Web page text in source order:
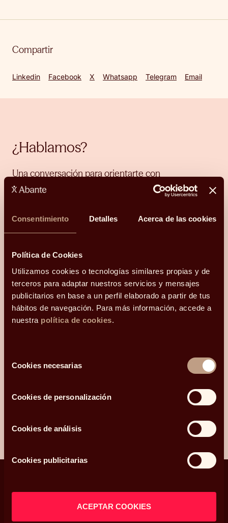
Consentimiento Detalles Acerca de las cookies
Política de Cookies
Utilizamos cookies o tecnologías similares propias y de
terceros para adaptar nuestros servicios y mensajes
publicitarios en base a un perfil elaborado a partir de tus
hábitos de navegación. Para más información, accede a
nuestra política de cookies.
deCookies necesarias
Cookies de personalización
Cookies de análisis
Cookies publicitarias
ACEPTAR COOKIES
Compartir
Linkedin Facebook X Whatsapp Telegram Email
¿Hablamos?
Una conversación para orientarte con
claridad.
y mi correo electrónico
es
¿Qué más te gustaría compartir con nosotros?
He leído y acepto la *.